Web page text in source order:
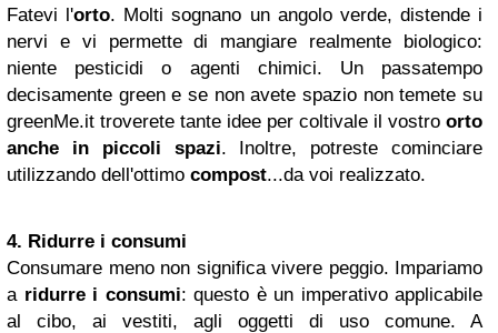
Fatevi l'orto. Molti sognano un angolo verde, distende i
nervi e vi permette di mangiare realmente biologico:
niente pesticidi o agenti chimici. Un passatempo
decisamente green e se non avete spazio non temete su
greenMe.it troverete tante idee per coltivale il vostro orto
anche in piccoli spazi. Inoltre, potreste cominciare
utilizzando dell'ottimo compost...da voi realizzato.
4. Ridurre i consumi
Consumare meno non significa vivere peggio. Impariamo
a ridurre i consumi: questo è un imperativo applicabile
al cibo, ai vestiti, agli oggetti di uso comune. A